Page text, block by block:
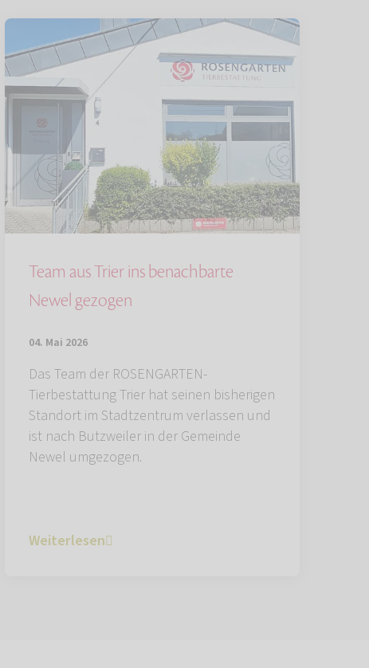
Team aus Trier ins benachbarte
Newel gezogen
04. Mai 2026
Das Team der ROSENGARTEN-
Tierbestattung Trier hat seinen bisherigen
Standort im Stadtzentrum verlassen und
ist nach Butzweiler in der Gemeinde
Newel umgezogen.
Weiterlesen